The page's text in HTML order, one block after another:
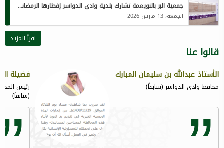
جمعية البر بالنويعمة تشارك بلدية وادي الدواسر إفطارها الرمضاني لمنسوبيها المقيمين
الجمعة، 13 مارس 2026
اقرأ المزيد
قالوا عنا
الأستاذ عبدالله بن سليمان المبارك
محافظ وادي الدواسر (سابقاً)
فضيلة
رئيس
(سابقاً)